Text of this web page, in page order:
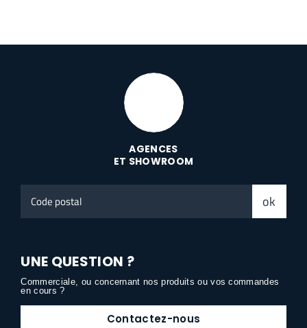
AGENCES
ET SHOWROOM
postal
ok
UNE QUESTION ?
Commerciale, ou concernant nos produits ou vos commandes
en cours ?
Contactez-nous